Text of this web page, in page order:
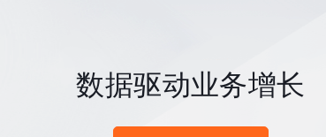
数据驱动业务增长